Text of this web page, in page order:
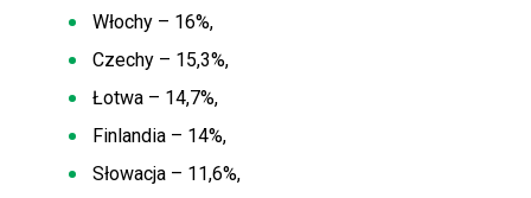
Włochy – 16%,
Czechy – 15,3%,
Łotwa – 14,7%,
Finlandia – 14%,
Słowacja – 11,6%,